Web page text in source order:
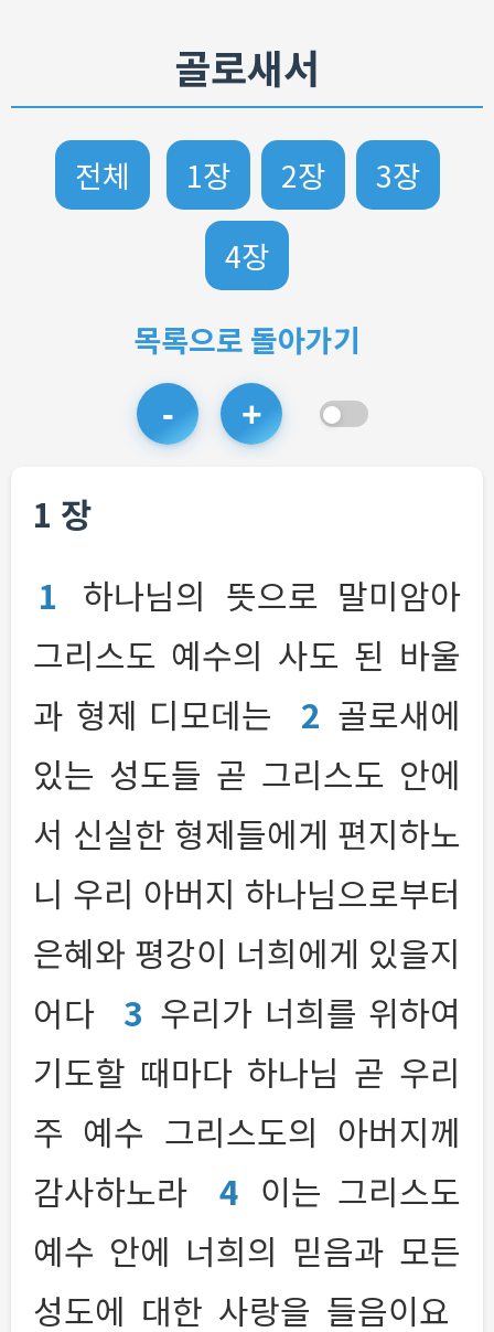
골로새서
전체 1장 2장
3장
4장
목록으로 돌아가기
- +
1 장
1 하나님의 뜻으로 말미암아
그리스도 예수의 사도 된 바울
과 형제 디모데는
2 골로새에
있는 성도들 곧 그리스도 안에
서 신실한 형제들에게 편지하노
니 우리 아버지 하나님으로부터
은혜와 평강이 너희에게 있을지
어다
3 우리가 너희를 위하여
기도할 때마다 하나님 곧 우리
주 예수 그리스도의 아버지께
감사하노라
4 이는 그리스도
예수 안에 너희의 믿음과 모든
성도에 대한 사랑을 들음이요